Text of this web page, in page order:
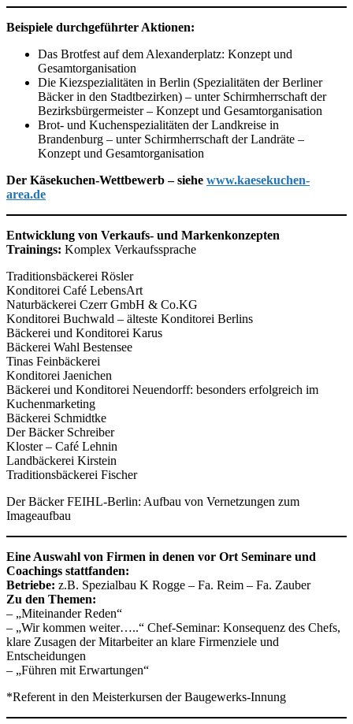
Beispiele durchgeführter Aktionen:
Das Brotfest auf dem Alexanderplatz: Konzept und
Gesamtorganisation
Die Kiezspezialitäten in Berlin (Spezialitäten der Berliner
Bäcker in den Stadtbezirken) – unter Schirmherrschaft der
Bezirksbürgermeister – Konzept und Gesamtorganisation
Brot- und Kuchenspezialitäten der Landkreise in
Brandenburg – unter Schirmherrschaft der Landräte –
Konzept und Gesamtorganisation
Der Käsekuchen-Wettbewerb – siehe www.kaesekuchen-
area.de
Entwicklung von Verkaufs- und Markenkonzepten
Trainings: Komplex Verkaufssprache
Traditionsbäckerei Rösler
Konditorei Café LebensArt
Naturbäckerei Czerr GmbH & Co.KG
Konditorei Buchwald – älteste Konditorei Berlins
Bäckerei und Konditorei Karus
Bäckerei Wahl Bestensee
Tinas Feinbäckerei
Konditorei Jaenichen
Bäckerei und Konditorei Neuendorff: besonders erfolgreich im
Kuchenmarketing
Bäckerei Schmidtke
Der Bäcker Schreiber
Kloster – Café Lehnin
Landbäckerei Kirstein
Traditionsbäckerei Fischer
Der Bäcker FEIHL-Berlin: Aufbau von Vernetzungen zum
Imageaufbau
Eine Auswahl von Firmen in denen vor Ort Seminare und
Coachings stattfanden:
Betriebe: z.B. Spezialbau K Rogge – Fa. Reim – Fa. Zauber
Zu den Themen:
– „Miteinander Reden“
– „Wir kommen weiter…..“ Chef-Seminar: Konsequenz des Chefs,
klare Zusagen der Mitarbeiter an klare Firmenziele und
Entscheidungen
– „Führen mit Erwartungen“
*Referent in den Meisterkursen der Baugewerks-Innung